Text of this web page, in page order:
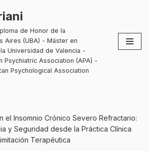
de Honor de la
Aires (UBA) - Máster en
Universidad de Valencia -
Psychiatric Association (APA) -
Psychological Association
el Insomnio Crónico Severo Refractario:
y Seguridad desde la Práctica Clínica
Terapéutica